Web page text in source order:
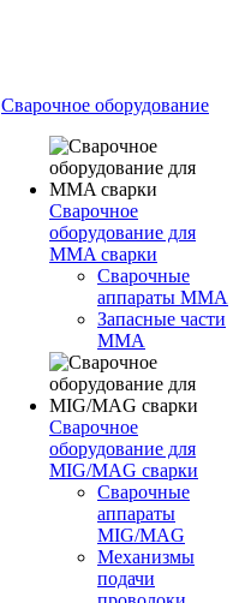
Сварочное оборудование
Сварочное
оборудование для
MMA сварки
Сварочные
аппараты MMA
Запасные части
MMA
Сварочное
оборудование для
MIG/MAG сварки
Сварочные
аппараты
MIG/MAG
Механизмы
подачи